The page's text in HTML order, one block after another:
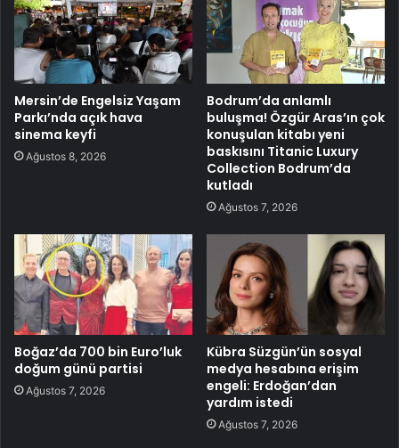
Mersin’de Engelsiz Yaşam
Parkı’nda açık hava
sinema keyfi
Ağustos 8, 2026
Bodrum’da anlamlı
buluşma! Özgür Aras’ın çok
konuşulan kitabı yeni
baskısını Titanic Luxury
Collection Bodrum’da
kutladı
Ağustos 7, 2026
Boğaz’da 700 bin Euro’luk
doğum günü partisi
Ağustos 7, 2026
Kübra Süzgün’ün sosyal
medya hesabına erişim
engeli: Erdoğan’dan
yardım istedi
Ağustos 7, 2026